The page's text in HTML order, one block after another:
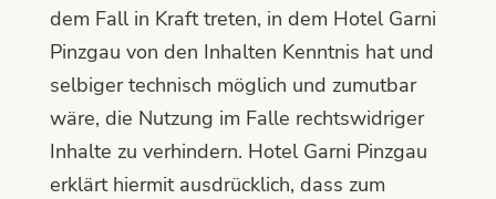
dem Fall in Kraft treten, in dem Hotel Garni
Pinzgau von den Inhalten Kenntnis hat und
selbiger technisch möglich und zumutbar
wäre, die Nutzung im Falle rechtswidriger
Inhalte zu verhindern. Hotel Garni Pinzgau
erklärt hiermit ausdrücklich, dass zum